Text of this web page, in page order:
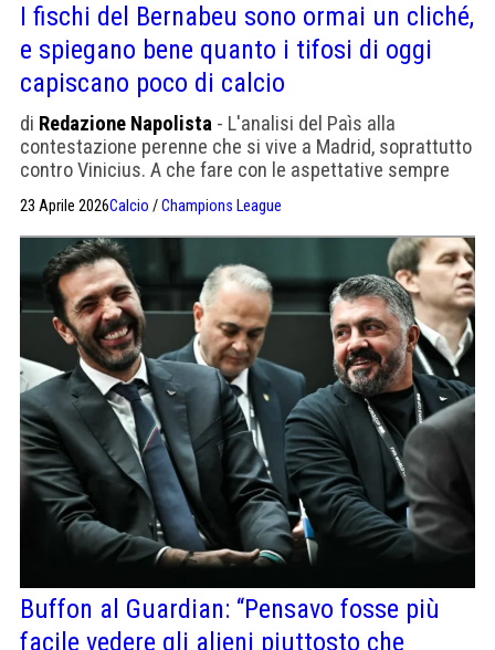
I fischi del Bernabeu sono ormai un cliché,
e spiegano bene quanto i tifosi di oggi
capiscano poco di calcio
di Redazione Napolista - L'analisi del Paìs alla
contestazione perenne che si vive a Madrid, soprattutto
contro Vinicius. A che fare con le aspettative sempre
23 Aprile 2026Calcio /Champions League
Buffon al Guardian: “Pensavo fosse più
facile vedere gli alieni piuttosto che